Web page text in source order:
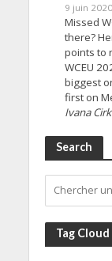
9 juin 2020
Missed
there?
points to
WCEU
biggest
first on
Ivana
Search
Tag Cloud